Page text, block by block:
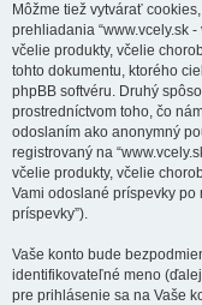
Môžme tiež vytvárať
prehliadania “www.vcely.sk
včelie produkty, včelie
tohto dokumentu, ktorého
phpBB softvéru. Druhý
prostredníctvom toho, čo
odoslaním ako anonymný
registrovaný na
včelie produkty, včelie
Vami odoslané príspevky po
príspevky”).
Vaše konto bude
identifikovateľné meno
pre prihlásenie sa na Vaše